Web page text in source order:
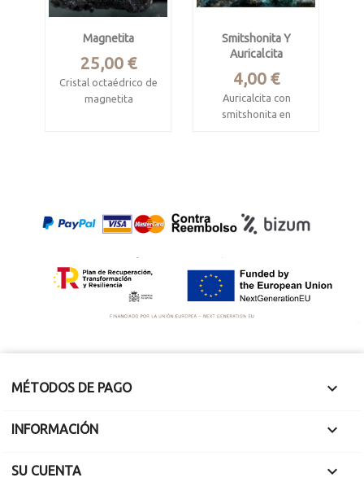
Magnetita
Precio
25,00 €
Cristal octaédrico de
magnetita
Smitshonita Y
Auricalcita
Precio
4,00 €
Auricalcita con
smitshonita en
cm
2000.
MÉTODOS DE PAGO 
INFORMACIÓN 
SU CUENTA 